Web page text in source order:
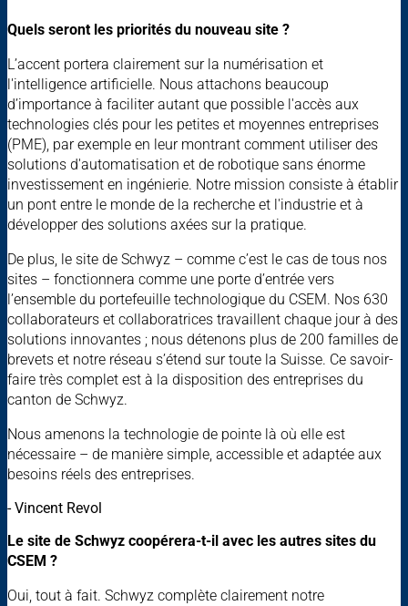
Quels seront les priorités du nouveau site ?
L’accent portera clairement sur la numérisation et
l'intelligence artificielle. Nous attachons beaucoup
d’importance à faciliter autant que possible l'accès aux
technologies clés pour les petites et moyennes entreprises
(PME), par exemple en leur montrant comment utiliser des
solutions d'automatisation et de robotique sans énorme
investissement en ingénierie. Notre mission consiste à établir
un pont entre le monde de la recherche et l'industrie et à
développer des solutions axées sur la pratique.
De plus, le site de Schwyz – comme c’est le cas de tous nos
sites – fonctionnera comme une porte d’entrée vers
l’ensemble du portefeuille technologique du CSEM. Nos 630
collaborateurs et collaboratrices travaillent chaque jour à des
solutions innovantes ; nous détenons plus de 200 familles de
brevets et notre réseau s’étend sur toute la Suisse. Ce savoir-
faire très complet est à la disposition des entreprises du
canton de Schwyz.
Nous amenons la technologie de pointe là où elle est
nécessaire – de manière simple, accessible et adaptée aux
besoins réels des entreprises.
- Vincent Revol
Le site de Schwyz coopérera-t-il avec les autres sites du
CSEM ?
Oui, tout à fait. Schwyz complète clairement notre